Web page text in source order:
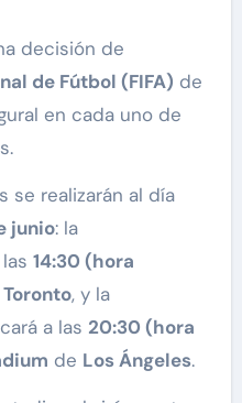
decisión de
de Fútbol (FIFA) de
en cada uno de
se realizarán al día
junio: la
14:30 (hora
, y la
a las 20:30 (hora
de Los Ángeles.